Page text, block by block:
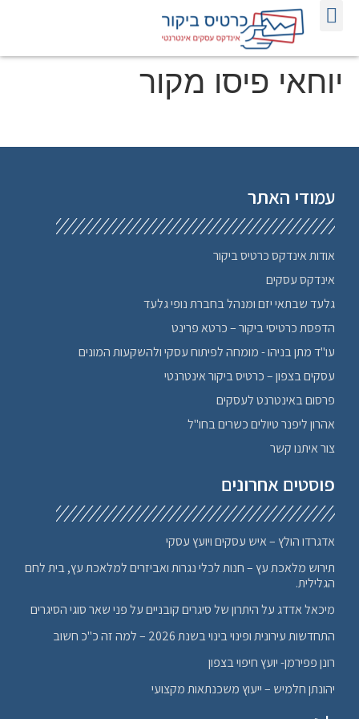
יוחאי פיסו מקור
עמודי האתר
אודות אינדקס כרטיס ביקור
אינדקס עסקים
גלעד שבתאי יזם ומנהל בחברת נופי גלעד
הדפסת כרטיסי ביקור – כרטא פרינט
עו"ד מתן בניהו - מומחה לפיתוח עסקי ולהשקעות המונים
עסקים בצפון – כרטיס ביקור אינטרנטי
פרסום באינטרנט לעסקים
אהרון ליפנר טיולים כשרים בחו"ל
צור איתנו קשר
פוסטים אחרונים
אדגרדו הולץ – איש עסקים ויועץ עסקי
תירוש מלאכת עץ – חנות לכלי נגרות ואביזרים למלאכת עץ, בית לחם
הגלילית.
מיכאל אדדג על היתרון של סיגרים קובניים על פני שאר סוגי הסיגרים
התחדשות עירונית ופינוי בינוי בשנת 2026 – למה זה כ"כ חשוב
רונן פפירמן- יועץ חיפוי בצפון
יהונתן חלמיש – ייעוץ משכנתאות מקצועי